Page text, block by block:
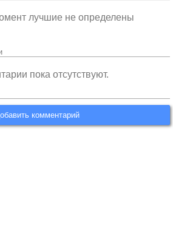
лучшие не определены
пока отсутствуют.
комментарий